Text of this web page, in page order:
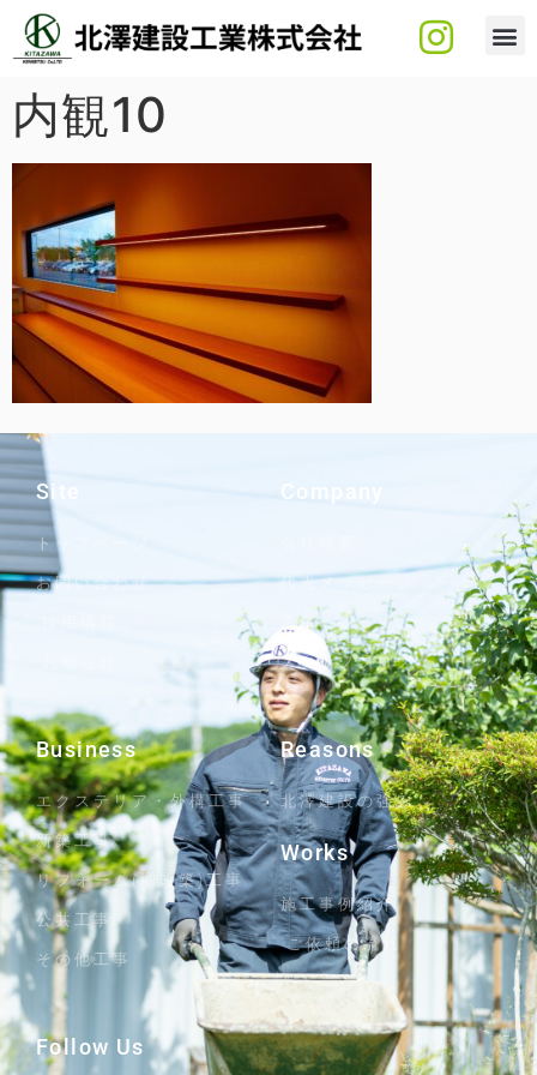
内観10
Site
トップページ
お問い合わせ
Company
代表メッセージ
沿革
スタッフブログ
Business
エクステリア・外構工事
新築工事
リフォーム(増改築)工事
公共工事
その他工事
Reasons
北澤建設の強み
Works
施工事例紹介
ご依頼の流れ
Follow Us